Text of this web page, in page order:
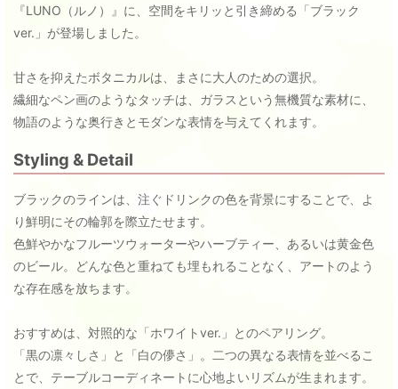
『LUNO（ルノ）』に、空間をキリッと引き締める「ブラック
ver.」が登場しました。
甘さを抑えたボタニカルは、まさに大人のための選択。
繊細なペン画のようなタッチは、ガラスという無機質な素材に、
物語のような奥行きとモダンな表情を与えてくれます。
Styling & Detail
ブラックのラインは、注ぐドリンクの色を背景にすることで、よ
り鮮明にその輪郭を際立たせます。
色鮮やかなフルーツウォーターやハーブティー、あるいは黄金色
のビール。どんな色と重ねても埋もれることなく、アートのよう
な存在感を放ちます。
おすすめは、対照的な「ホワイトver.」とのペアリング。
「黒の凛々しさ」と「白の儚さ」。二つの異なる表情を並べるこ
とで、テーブルコーディネートに心地よいリズムが生まれます。